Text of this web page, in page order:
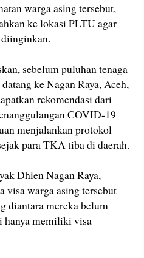
warga asing tersebut,
ke lokasi PLTU agar
sebelum puluhan tenaga
ke Nagan Raya, Aceh,
rekomendasi dari
COVID-19
menjalankan protokol
para TKA tiba di daerah.
Dhien Nagan Raya,
visa warga asing tersebut
diantara mereka belum
memiliki visa